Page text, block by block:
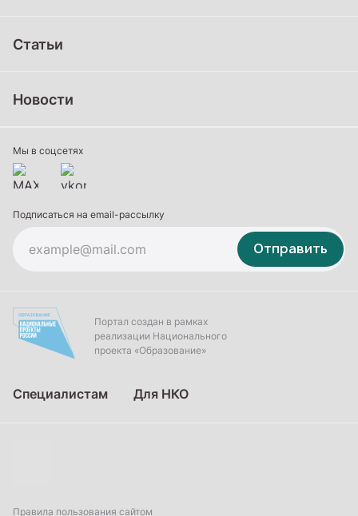
Дополнительное образование
Статьи
Новости
Мы в соцсетях
Подписаться на email-рассылку
Отправить
Портал создан в рамках
реализации Национального
проекта «Образование»
Специалистам Для НКО
Правила пользования сайтом